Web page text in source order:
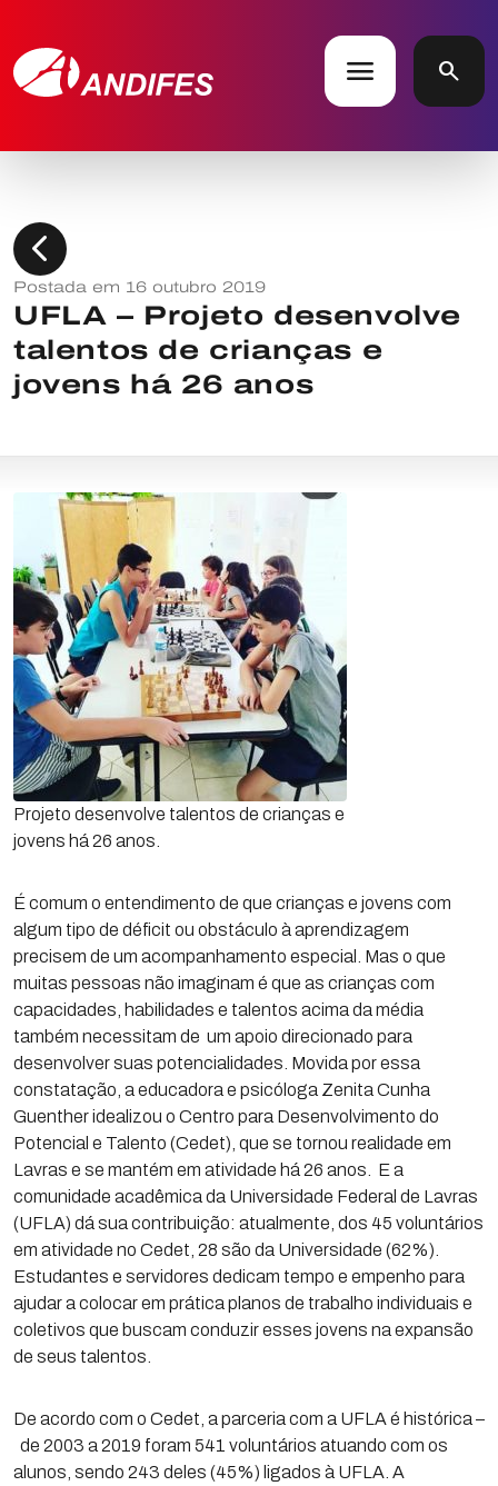
menu search
chevron_left
Postada em 16 outubro 2019
UFLA – Projeto desenvolve
talentos de crianças e
jovens há 26 anos
Projeto desenvolve talentos de crianças e
jovens há 26 anos.
É comum o entendimento de que crianças e jovens com
algum tipo de déficit ou obstáculo à aprendizagem
precisem de um acompanhamento especial. Mas o que
muitas pessoas não imaginam é que as crianças com
capacidades, habilidades e talentos acima da média
também necessitam de um apoio direcionado para
desenvolver suas potencialidades. Movida por essa
constatação, a educadora e psicóloga Zenita Cunha
Guenther idealizou o Centro para Desenvolvimento do
Potencial e Talento (Cedet), que se tornou realidade em
Lavras e se mantém em atividade há 26 anos. E a
comunidade acadêmica da Universidade Federal de Lavras
(UFLA) dá sua contribuição: atualmente, dos 45 voluntários
em atividade no Cedet, 28 são da Universidade (62%).
Estudantes e servidores dedicam tempo e empenho para
ajudar a colocar em prática planos de trabalho individuais e
coletivos que buscam conduzir esses jovens na expansão
de seus talentos.
De acordo com o Cedet, a parceria com a UFLA é histórica –
de 2003 a 2019 foram 541 voluntários atuando com os
alunos, sendo 243 deles (45%) ligados à UFLA. A